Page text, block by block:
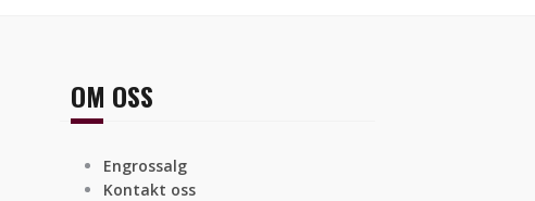
OM OSS
Engrossalg
Kontakt oss